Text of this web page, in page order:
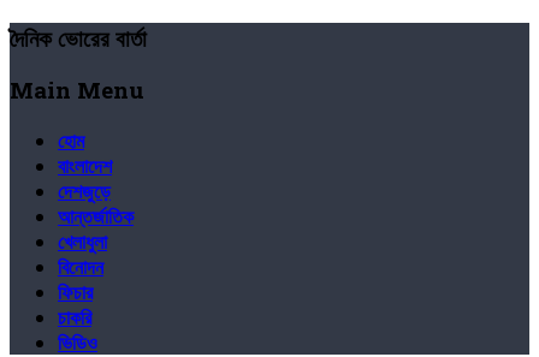
দৈনিক ভোরের বার্তা
Main Menu
হোম
বাংলাদেশ
দেশজুড়ে
আন্তর্জাতিক
খেলাধুলা
বিনোদন
ফিচার
চাকরি
ভিডিও